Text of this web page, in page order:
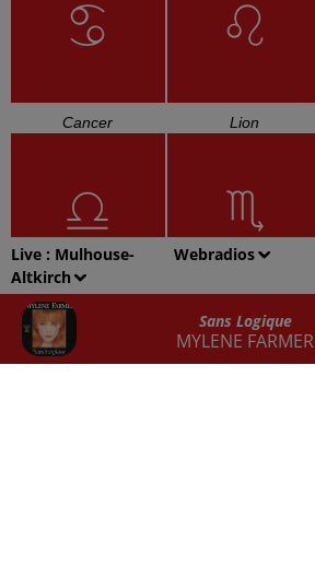
Live : Mulhouse-
Altkirch
Webradios
Sans Logique
MYLENE FARMER
Cancer Lion
Balance